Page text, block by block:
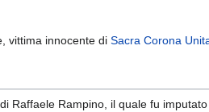
vittima innocente di Sacra Corona
Raffaele Rampino, il quale fu